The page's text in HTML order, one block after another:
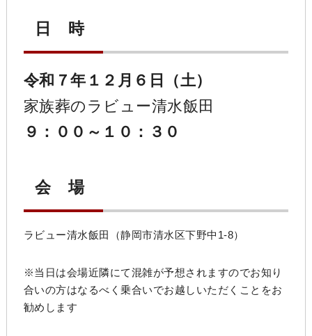
日 時
令和７年１２月６日（土）
家族葬のラビュー清水飯田
９：００～１０：３０
会 場
ラビュー清水飯田（静岡市清水区下野中1-8）
※当日は会場近隣にて混雑が予想されますのでお知り
合いの方はなるべく乗合いでお越しいただくことをお
勧めします